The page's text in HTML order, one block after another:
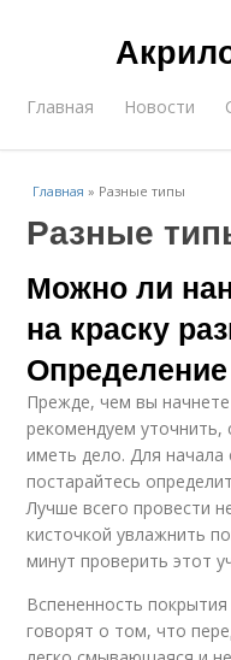
Главная Новости
Главная » Разные типы
Разные
Можно ли
на краску
Прежде, чем вы
рекомендуем уточнить,
иметь дело. Для начала
постарайтесь
Лучше всего провести
кисточкой увлажнить
минут проверить этот
Вспененность
говорят о том, что